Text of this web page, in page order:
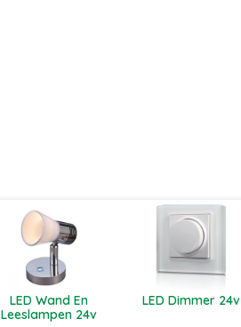
LED Wand En
Leeslampen 24v
LED Dimmer 24v